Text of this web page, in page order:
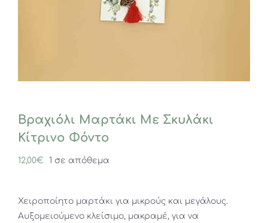
Βραχιόλι Μαρτάκι Με Σκυλάκι
Κίτρινο Φόντο
12,00€ 1 σε απόθεμα
Χειροποίητο μαρτάκι για μικρούς και μεγάλους.
Αυξομειούμενο κλείσιμο, μακραμέ, για να